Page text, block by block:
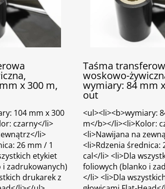
x 300 m,
104 mm x 300
czarny</li>
li>
26 mm / 1
etykiet
zadrukowanych)
drukarek z
Taśma
woskowo-
wymiary: 84 mm
out
<ul><li><b>wymiary:
m</b></li><li>Kolor:
<li>Nawijana na
<li>Rdzenia średnica:
cal</li> <li>Dla
foliowych (blanko i
</li> <li>Dla